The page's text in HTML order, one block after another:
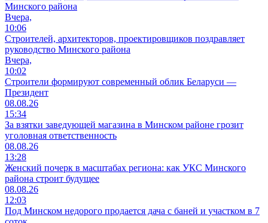
Минского района
Вчера,
10:06
Cтроителей, архитекторов, проектировщиков поздравляет
руководство Минского района
Вчера,
10:02
Строители формируют современный облик Беларуси —
Президент
08.08.26
15:34
За взятки заведующей магазина в Минском районе грозит
уголовная ответственность
08.08.26
13:28
Женский почерк в масштабах региона: как УКС Минского
района строит будущее
08.08.26
12:03
Под Минском недорого продается дача с баней и участком в 7